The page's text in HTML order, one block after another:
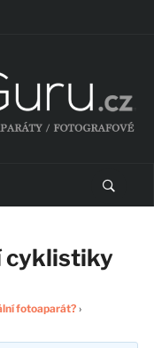
cyklistiky
fotoaparát? ›